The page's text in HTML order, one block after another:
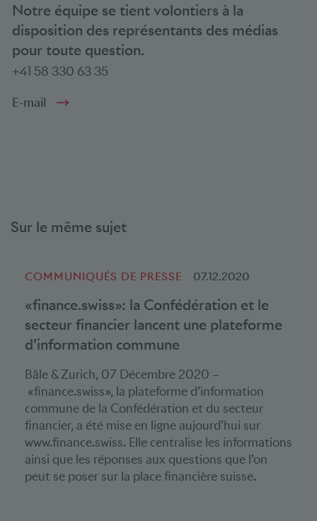
Notre équipe se tient volontiers à la
disposition des représentants des médias
pour toute question.
+41 58 330 63 35
E-mail
Sur le même sujet
COMMUNIQUÉS DE PRESSE 07.12.2020
«finance.swiss»: la Confédération et le
secteur financier lancent une plateforme
d’information commune
Bâle & Zurich, 07 Décembre 2020 –
«finance.swiss», la plateforme d’information
commune de la Confédération et du secteur
financier, a été mise en ligne aujourd’hui sur
www.finance.swiss. Elle centralise les informations
ainsi que les réponses aux questions que l’on
peut se poser sur la place financière suisse.